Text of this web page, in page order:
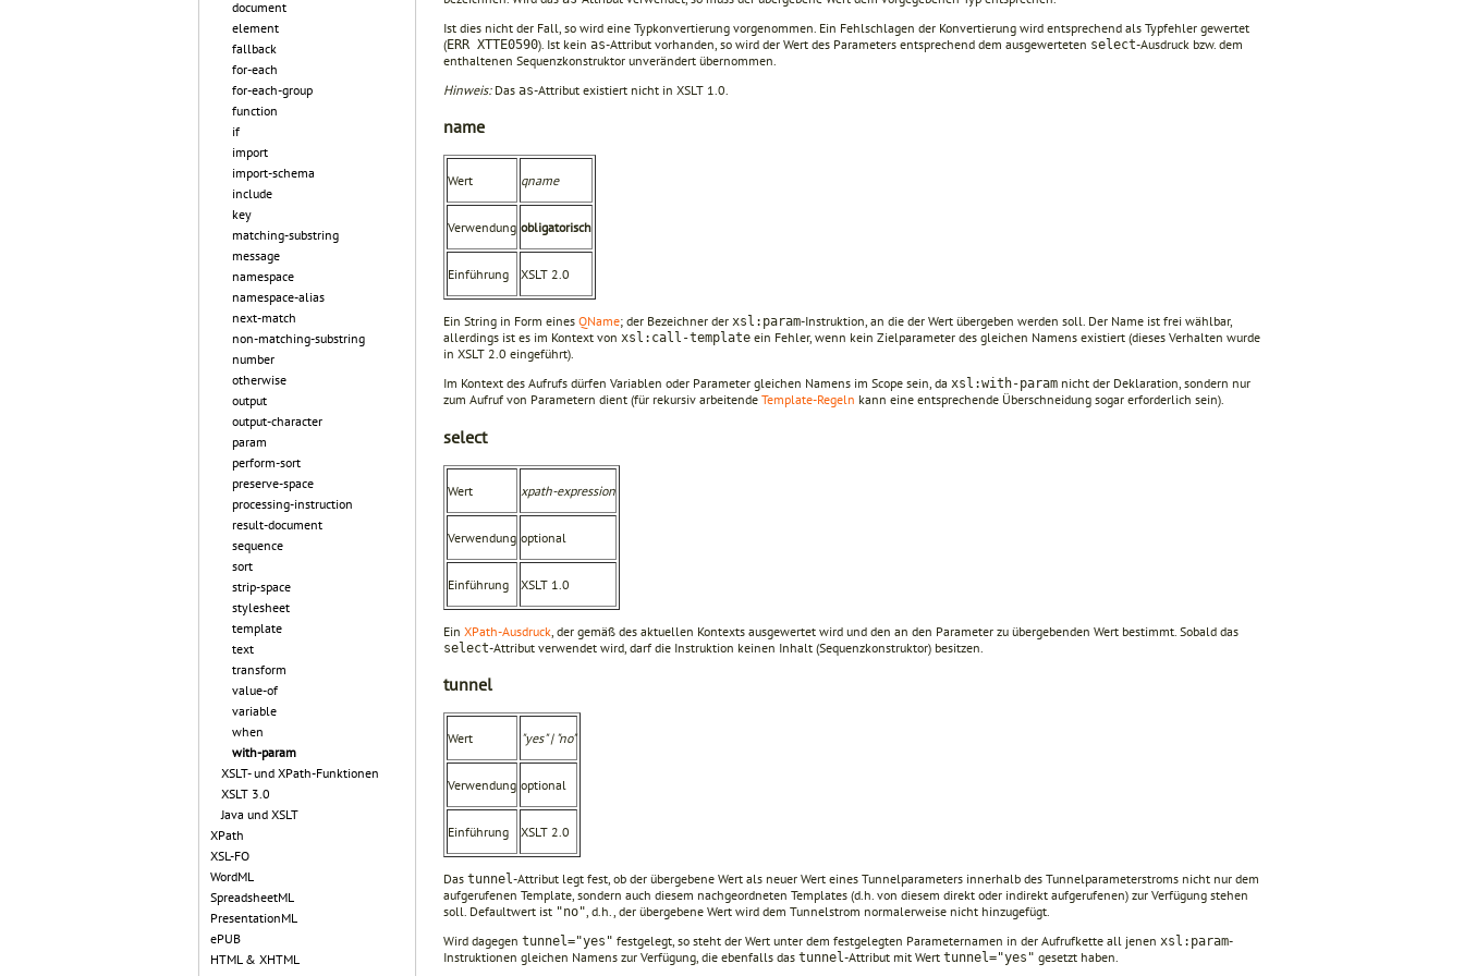
document
element
fallback
for-each
for-each-group
function
if
import
import-schema
include
key
matching-substring
message
namespace
namespace-alias
next-match
non-matching-substring
number
otherwise
output
output-character
param
perform-sort
preserve-space
processing-instruction
result-document
sequence
sort
strip-space
stylesheet
template
text
transform
value-of
variable
when
with-param
XSLT- und XPath-Funktionen
XSLT 3.0
Java und XSLT
XPath
XSL-FO
WordML
SpreadsheetML
PresentationML
ePUB
HTML & XHTML
Ist dies nicht der Fall, so wird eine Typkonvertierung vorgenommen. Ein Fehlschlagen der Konvertierung wird entsprechend als Typfehler gewertet
(ERR XTTE0590). Ist kein as-Attribut vorhanden, so wird der Wert des Parameters entsprechend dem ausgewerteten select-Ausdruck bzw. dem
enthaltenen Sequenzkonstruktor unverändert übernommen.
Hinweis:Das as-Attribut existiert nicht in XSLT 1.0.
name
Wert qname
Verwendung obligatorisch
Einführung XSLT 2.0
Ein String in Form eines QName; der Bezeichner der xsl:param-Instruktion, an die der Wert übergeben werden soll. Der Name ist frei wählbar,
allerdings ist es im Kontext von xsl:call-template ein Fehler, wenn kein Zielparameter des gleichen Namens existiert (dieses Verhalten wurde
in XSLT 2.0 eingeführt).
Im Kontext des Aufrufs dürfen Variablen oder Parameter gleichen Namens im Scope sein, da xsl:with-param nicht der Deklaration, sondern nur
zum Aufruf von Parametern dient (für rekursiv arbeitende Template-Regeln kann eine entsprechende Überschneidung sogar erforderlich sein).
select
Wert xpath-expression
Verwendung optional
Einführung XSLT 1.0
Ein XPath-Ausdruck , der gemäß des aktuellen Kontexts ausgewertet wird und den an den Parameter zu übergebenden Wert bestimmt. Sobald das
select-Attribut verwendet wird, darf die Instruktion keinen Inhalt (Sequenzkonstruktor) besitzen.
tunnel
Wert "yes" | "no"
Verwendung optional
Einführung XSLT 2.0
Das tunnel-Attribut legt fest, ob der übergebene Wert als neuer Wert eines Tunnelparameters innerhalb des Tunnelparameterstroms nicht nur dem
aufgerufenen Template, sondern auch diesem nachgeordneten Templates (d.h. von diesem direkt oder indirekt aufgerufenen) zur Verfügung stehen
soll. Defaultwert ist "no", d.h., der übergebene Wert wird dem Tunnelstrom normalerweise nicht hinzugefügt.
Wird dagegen tunnel="yes" festgelegt, so steht der Wert unter dem festgelegten Parameternamen in der Aufrufkette all jenen xsl:param-
Instruktionen gleichen Namens zur Verfügung, die ebenfalls das tunnel-Attribut mit Wert tunnel="yes" gesetzt haben.